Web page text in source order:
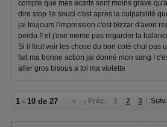
compte que mes ecarts sont moins grave
dire stop !le souci c'est apres la culpabilité
jai toujours l'impression c'est bizzar d'avoir
perdu !! et j'ose meme pas regarder la
Si il faut voir les chose du bon coté chui pas
fait ma bonne action jai donné mon sang !
aller gros bisous a toi ma violette
1 - 10 de 27 « ‹ Préc. 1 2 3 Suiv.